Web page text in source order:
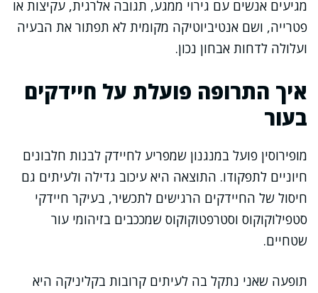
מגיעים אנשים עם גירוי ממגע, תגובה אלרגית, עקיצות או
פטרייה, ושם אנטיביוטיקה מקומית לא תפתור את הבעיה
ועלולה לדחות אבחון נכון.
איך התרופה פועלת על חיידקים
בעור
מופירוסין פועל במנגנון שמפריע לחיידק לבנות חלבונים
חיוניים לתפקודו. התוצאה היא עיכוב גדילה ולעיתים גם
חיסול של החיידקים הרגישים לתכשיר, בעיקר חיידקי
סטפילוקוקוס וסטרפטוקוקוס שמככבים בזיהומי עור
שטחיים.
תופעה שאני נתקל בה לעיתים קרובות בקליניקה היא